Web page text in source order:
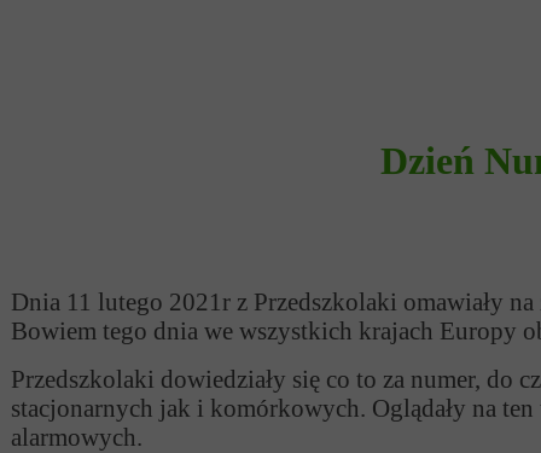
Dnia 11 lutego 2021r z Przedszkolaki omawiały
Bowiem tego dnia we wszystkich krajach Europy
Przedszkolaki dowiedziały się co to za numer, do
stacjonarnych jak i komórkowych. Oglądały na
alarmowych.
Dzień